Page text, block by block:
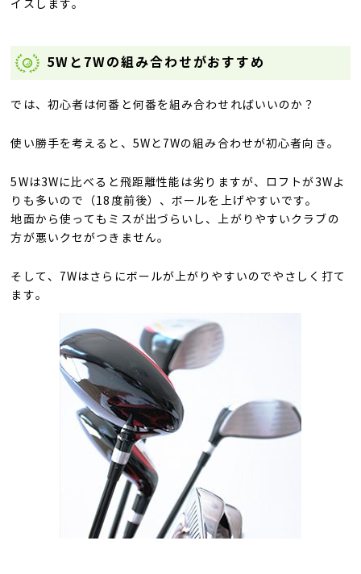
イスします。
5Wと7Wの組み合わせがおすすめ
では、初心者は何番と何番を組み合わせればいいのか？
使い勝手を考えると、5Wと7Wの組み合わせが初心者向き。
5Wは3Wに比べると飛距離性能は劣りますが、ロフトが3Wよ
りも多いので（18度前後）、ボールを上げやすいです。
地面から使ってもミスが出づらいし、上がりやすいクラブの
方が悪いクセがつきません。
そして、7Wはさらにボールが上がりやすいのでやさしく打て
ます。